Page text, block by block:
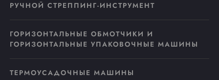
РУЧНОЙ СТРЕППИНГ-ИНСТРУМЕНТ
ГОРИЗОНТАЛЬНЫЕ ОБМОТЧИКИ И
ГОРИЗОНТАЛЬНЫЕ УПАКОВОЧНЫЕ МАШИНЫ
ТЕРМОУСАДОЧНЫЕ МАШИНЫ